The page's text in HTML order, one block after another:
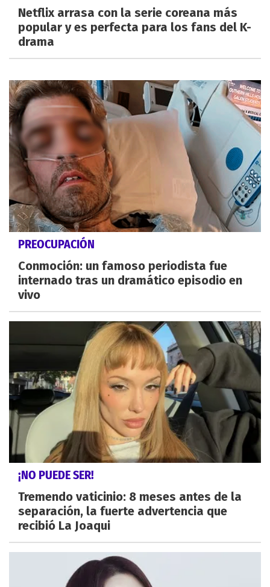
Netflix arrasa con la serie coreana más
popular y es perfecta para los fans del K-
drama
PREOCUPACIÓN
Conmoción: un famoso periodista fue
internado tras un dramático episodio en
vivo
¡NO PUEDE SER!
Tremendo vaticinio: 8 meses antes de la
separación, la fuerte advertencia que
recibió La Joaqui